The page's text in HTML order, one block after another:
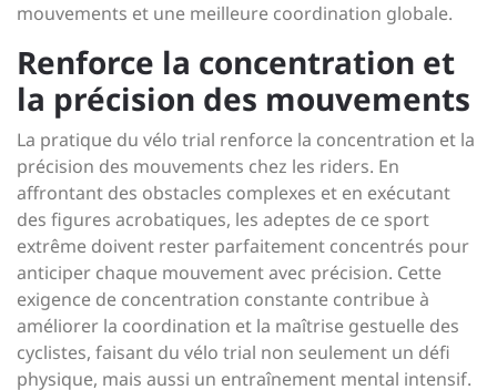
mouvements et une meilleure coordination globale.
Renforce la concentration et
la précision des mouvements
La pratique du vélo trial renforce la concentration et la
précision des mouvements chez les riders. En
affrontant des obstacles complexes et en exécutant
des figures acrobatiques, les adeptes de ce sport
extrême doivent rester parfaitement concentrés pour
anticiper chaque mouvement avec précision. Cette
exigence de concentration constante contribue à
améliorer la coordination et la maîtrise gestuelle des
cyclistes, faisant du vélo trial non seulement un défi
physique, mais aussi un entraînement mental intensif.